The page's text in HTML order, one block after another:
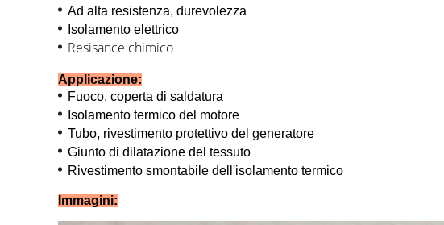
Ad alta resistenza, durevolezza
Isolamento elettrico
Resisance chimico
Applicazione:
Fuoco, coperta di saldatura
Isolamento termico del motore
Tubo, rivestimento protettivo del generatore
Giunto di dilatazione del tessuto
Rivestimento smontabile dell'isolamento termico
Immagini: